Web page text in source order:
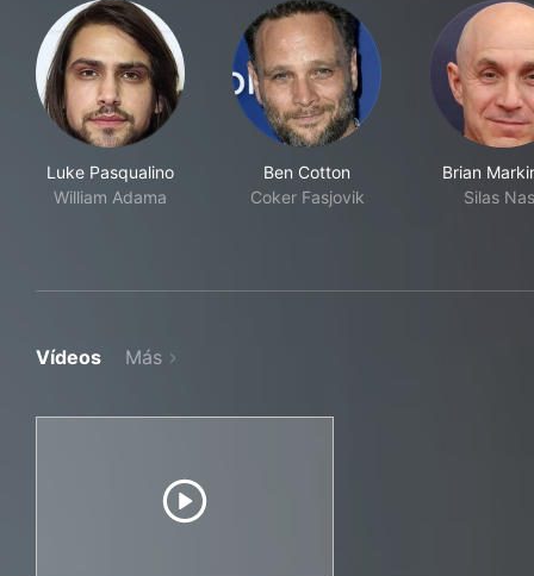
Luke Pasqualino
William Adama
Ben Cotton
Coker Fasjovik
Brian
Silas
Vídeos Más